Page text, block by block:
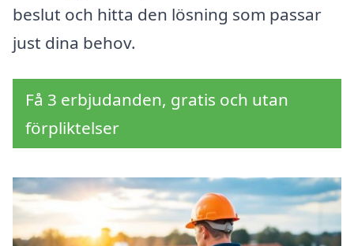
beslut och hitta den lösning som passar
just dina behov.
Få 3 erbjudanden, gratis och utan
förpliktelser